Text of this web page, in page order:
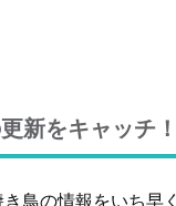
新をキャッチ！
鳥の情報をいち早く